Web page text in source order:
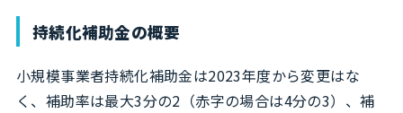
持続化補助金の概要
小規模事業者持続化補助金は2023年度から変更はな
く、補助率は最大3分の2（赤字の場合は4分の3）、補